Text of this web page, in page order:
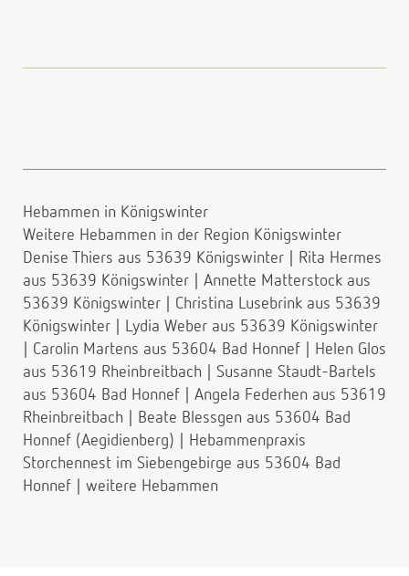
Hebammen in Königswinter
Weitere Hebammen in der Region Königswinter
Denise Thiers aus 53639 Königswinter
Rita Hermes
aus 53639 Königswinter
Annette Matterstock aus
53639 Königswinter
Christina Lusebrink aus 53639
Königswinter
Lydia Weber aus 53639 Königswinter
Carolin Martens aus 53604 Bad Honnef
Helen Glos
aus 53619 Rheinbreitbach
Susanne Staudt-Bartels
aus 53604 Bad Honnef
Angela Federhen aus 53619
Rheinbreitbach
Beate Blessgen aus 53604 Bad
Honnef (Aegidienberg)
Hebammenpraxis
Storchennest im Siebengebirge aus 53604 Bad
Honnef
weitere Hebammen